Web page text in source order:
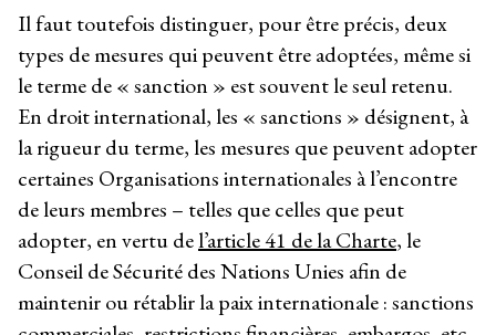
Il faut toutefois distinguer, pour être précis, deux
types de mesures qui peuvent être adoptées, même si
le terme de « sanction » est souvent le seul retenu.
En droit international, les « sanctions » désignent, à
la rigueur du terme, les mesures que peuvent adopter
certaines Organisations internationales à l’encontre
de leurs membres – telles que celles que peut
adopter, en vertu del’article 41 de la Charte, le
Conseil de Sécurité des Nations Unies afin de
maintenir ou rétablir la paix internationale : sanctions